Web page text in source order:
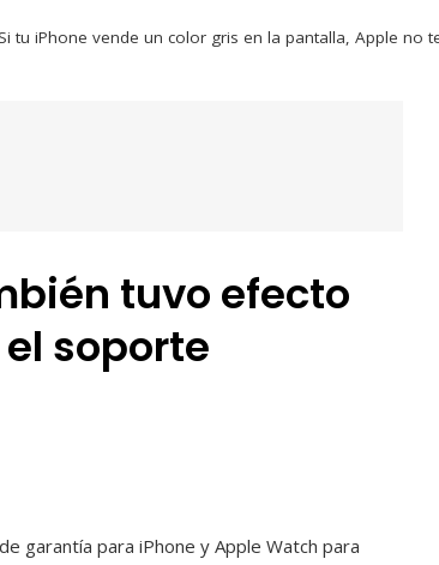
Si tu iPhone vende un color gris en la pantalla, Apple no
tuvo efecto
soporte
garantía para iPhone y Apple Watch para